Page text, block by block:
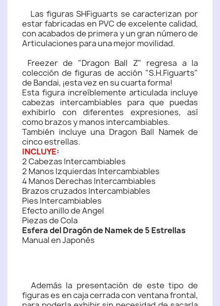
Las figuras SHFiguarts se caracterizan por
estar fabricadas en PVC de excelente calidad,
con acabados de primera y un gran número de
Articulaciones para una mejor movilidad.
Freezer de "Dragon Ball Z" regresa a la
colección de figuras de acción "S.H.Figuarts"
de Bandai, ¡esta vez en su cuarta forma!
Esta figura increíblemente articulada incluye
cabezas intercambiables para que puedas
exhibirlo con diferentes expresiones, así
como brazos y manos intercambiables.
También incluye una Dragon Ball Namek de
cinco estrellas.
INCLUYE:
2 Cabezas Intercambiables
2 Manos Izquierdas Intercambiables
4 Manos Derechas Intercambiables
Brazos cruzados Intercambiables
Pies Intercambiables
Efecto anillo de Angel
Piezas de Cola
Esfera del Dragón de Namek de 5 Estrellas
Manual en Japonés
Además la presentación de este tipo de
figuras es en caja cerrada con ventana frontal,